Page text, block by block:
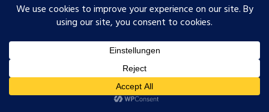
Ihre persönlichen Daten mit
Dienstleistern teilen, um die
Nutzung unseres Dienstes zu
überwachen und zu analysieren
und um Sie zu kontaktieren.
Für Geschäftsübertragungen:Wir